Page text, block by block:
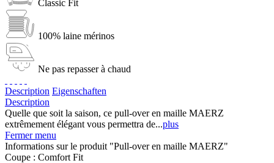
Classic Fit
100% laine mérinos
Ne pas repasser à chaud
Description Eigenschaften
Description
Quelle que soit la saison, ce pull-over en maille MAERZ
extrêmement élégant vous permettra de...plus
Fermer menu
Informations sur le produit "Pull-over en maille MAERZ"
Coupe : Comfort Fit